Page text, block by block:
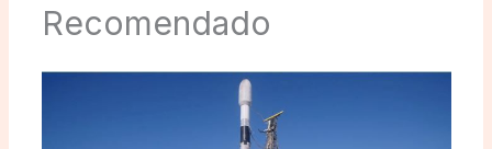
Recomendado